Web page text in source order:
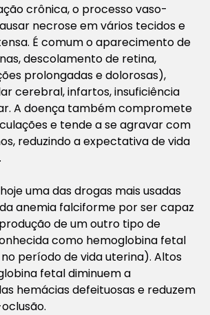
crônica, o processo vaso-
necrose em vários tecidos e
É comum o aparecimento de
descolamento de retina,
prolongadas e dolorosas),
cerebral, infartos, insuficiência
A doença também compromete
e tende a se agravar com
reduzindo a expectativa de vida
uma das drogas mais usadas
anemia falciforme por ser capaz
de um outro tipo de
como hemoglobina fetal
período de vida uterina). Altos
fetal diminuem a
hemácias defeituosas e reduzem